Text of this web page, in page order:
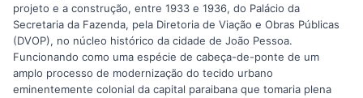
projeto e a construção, entre 1933 e 1936, do Palácio da
Secretaria da Fazenda, pela Diretoria de Viação e Obras Públicas
(DVOP), no núcleo histórico da cidade de João Pessoa.
Funcionando como uma espécie de cabeça-de-ponte de um
amplo processo de modernização do tecido urbano
eminentemente colonial da capital paraibana que tomaria plena